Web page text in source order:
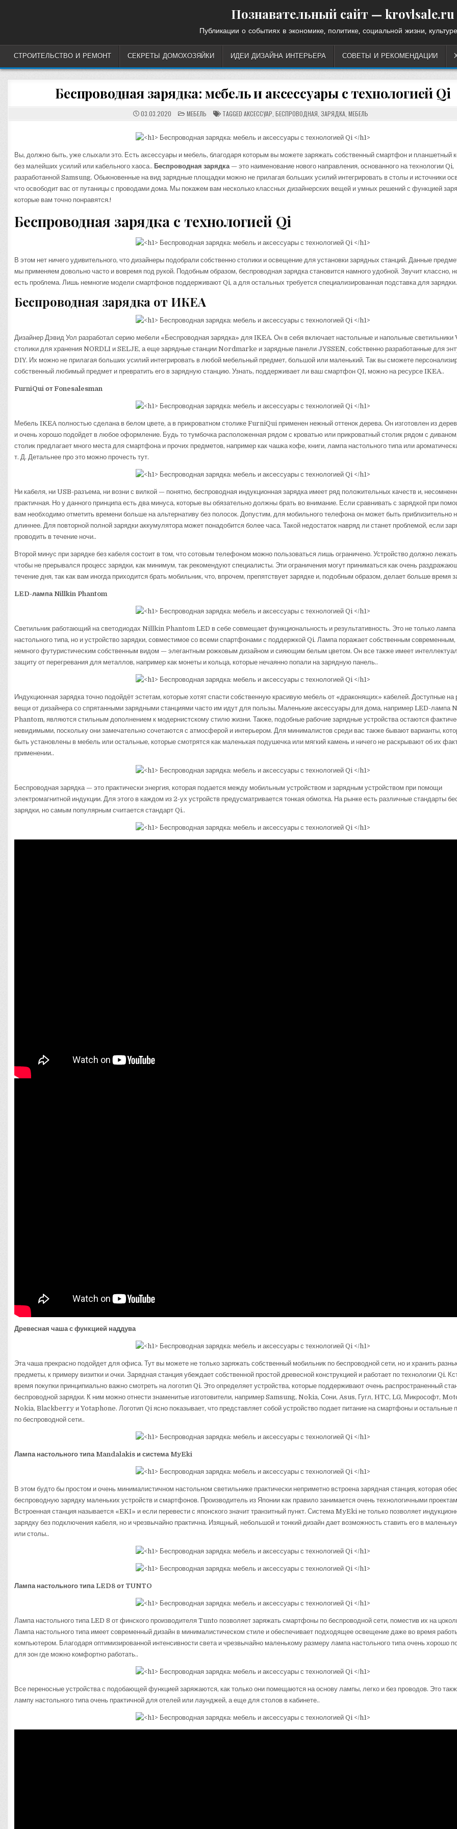
Познавательный сайт — krovlsale.ru
Публикации о событиях в экономике, политике, социальной жизни,
СТРОИТЕЛЬСТВО И РЕМОНТ СЕКРЕТЫ ДОМОХОЗЯЙКИ ИДЕИ ДИЗАЙНА ИНТЕРЬЕРА СОВЕТЫ И РЕКОМЕНДАЦИИ
Беспроводная зарядка: мебель и аксессуары с технологией Qi
03.03.2020 POSTED
IN
МЕБЕЛЬ TAGGED АКСЕССУАР БЕСПРОВОДНАЯ ЗАРЯДКА, МЕБЕЛЬ
Вы, должно быть, уже слыхали это. Есть аксессуары и мебель, благодаря которым вы можете заряжать собственный смартфон и планшетный
без малейших усилий или кабельного хаоса.. Беспроводная зарядка— это наименование нового направления, основанного на технологии Qi,
разработанной Samsung. Обыкновенные на вид зарядные площадки можно не прилагая больших усилий интегрировать в столы и источники
что освободит вас от путаницы с проводами дома. Мы покажем вам несколько классных дизайнерских вещей и умных решений с функцией
которые вам точно понравятся.!
Беспроводная зарядка с технологией Qi
В этом нет ничего удивительного, что дизайнеры подобрали собственно столики и освещение для установки зарядных станций. Данные
мы применяем довольно часто и вовремя под рукой. Подобным образом, беспроводная зарядка становится намного удобной. Звучит классно,
есть проблема. Лишь немногие модели смартфонов поддерживают Qi, а для остальных требуется специализированная подставка для
Беспроводная зарядка от ИКЕА
Дизайнер Дэвид Уол разработал серию мебели «Беспроводная зарядка» для IKEA. Он в себя включает настольные и напольные светильники
столики для хранения NORDLI и SELJE, а еще зарядные станции Nordmarke и зарядные панели JYSSEN, собственно разработанные для
DIY. Их можно не прилагая больших усилий интегрировать в любой мебельный предмет, большой или маленький. Так вы сможете
собственный любимый предмет и превратить его в зарядную станцию. Узнать, поддерживает ли ваш смартфон QI, можно на ресурсе IKEA..
FurniQui от Fonesalesman
Мебель IKEA полностью сделана в белом цвете, а в прикроватном столике FurniQui применен нежный оттенок дерева. Он изготовлен из
и очень хорошо подойдет в любое оформление. Будь то тумбочка расположенная рядом с кроватью или прикроватный столик рядом с
столик предлагает много места для смартфона и прочих предметов, например как чашка кофе, книги, лампа настольного типа или
т. Д. Детальнее про это можно прочесть тут.
Ни кабеля, ни USB-разъема, ни возни с вилкой — понятно, беспроводная индукционная зарядка имеет ряд положительных качеств и,
практичная. Но у данного принципа есть два минуса, которые вы обязательно должны брать во внимание. Если сравнивать с зарядкой при
вам необходимо отметить времени больше на альтернативу без полосок. Допустим, для мобильного телефона он может быть приблизительно
длиннее. Для повторной полной зарядки аккумулятора может понадобится более часа. Такой недостаток навряд ли станет проблемой, если
проводить в течение ночи..
Второй минус при зарядке без кабеля состоит в том, что сотовым телефоном можно пользоваться лишь ограничено. Устройство должно
чтобы не прерывался процесс зарядки, как минимум, так рекомендуют специалисты. Эти ограничения могут приниматься как очень
течение дня, так как вам иногда приходится брать мобильник, что, впрочем, препятствует зарядке и, подобным образом, делает больше время
LED-лампа Nillkin Phantom
Светильник работающий на светодиодах Nillkin Phantom LED в себе совмещает функциональность и результативность. Это не только лампа
настольного типа, но и устройство зарядки, совместимое со всеми спартфонами с поддержкой Qi. Лампа поражает собственным
немного футуристическим собственным видом — элегантным рожковым дизайном и сияющим белым цветом. Он все также имеет
защиту от перегревания для металлов, например как монеты и кольца, которые нечаянно попали на зарядную панель..
Индукционная зарядка точно подойдёт эстетам, которые хотят спасти собственную красивую мебель от «драконящих» кабелей. Доступные на
вещи от дизайнера со спрятанными зарядными станциями часто им идут для пользы. Маленькие аксессуары для дома, например LED-лампа
Phantom, являются стильным дополнением к модернистскому стилю жизни. Также, подобные рабочие зарядные устройства остаются
невидимыми, поскольку они замечательно сочетаются с атмосферой и интерьером. Для минималистов среди вас также бывают варианты,
быть установлены в мебель или остальные, которые смотрятся как маленькая подушечка или мягкий камень и ничего не раскрывают об их
применении..
Беспроводная зарядка — это практически энергия, которая подается между мобильным устройством и зарядным устройством при помощи
электромагнитной индукции. Для этого в каждом из 2-ух устройств предусматривается тонкая обмотка. На рынке есть различные стандарты
зарядки, но самым популярным считается стандарт Qi..
Древесная чаша с функцией наддува
Эта чаша прекрасно подойдет для офиса. Тут вы можете не только заряжать собственный мобильник по беспроводной сети, но и хранить
предметы, к примеру визитки и очки. Зарядная станция убеждает собственной простой древесной конструкцией и работает по технологии Qi.
время покупки принципиально важно смотреть на логотип Qi. Это определяет устройства, которые поддерживают очень распространенный
беспроводной зарядки. К ним можно отнести знаменитые изготовители, например Samsung, Nokia, Сони, Asus, Гугл, HTC, LG, Микрософт,
Nokia, Blackberry и Yotaphone. Логотип Qi ясно показывает, что представляет собой устройство подает питание на смартфоны и остальные
по беспроводной сети..
Лампа настольного типа Mandalakis и система MyEki
В этом будто бы простом и очень минималистичном настольном светильнике практически неприметно встроена зарядная станция, которая
беспроводную зарядку маленьких устройств и смартфонов. Производитель из Японии как правило занимается очень технологичными
Встроенная станция называется «EKI» и если перевести с японского значит транзитный пункт. Система MyEki не только позволяет
зарядку без подключения кабеля, но и чрезвычайно практична. Изящный, небольшой и тонкий дизайн дает возможность ставить его в
или столы..
Лампа настольного типа LED8 от TUNTO
Лампа настольного типа LED 8 от финского производителя Tunto позволяет заряжать смартфоны по беспроводной сети, поместив их на
Лампа настольного типа имеет современный дизайн в минималистическом стиле и обеспечивает подходящее освещение даже во время
компьютером. Благодаря оптимизированной интенсивности света и чрезвычайно маленькому размеру лампа настольного типа очень хорошо
для зон где можно комфортно работать..
Все переносные устройства с подобающей функцией заряжаются, как только они помещаются на основу лампы, легко и без проводов. Это
лампу настольного типа очень практичной для отелей или лаунджей, а еще для столов в кабинете..